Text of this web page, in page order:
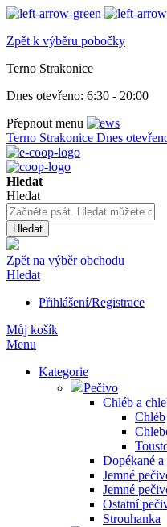
Zpět k výběru pobočky
Terno Strakonice
Dnes otevřeno: 6:30 - 20:00
Přepnout menu
Terno Strakonice Dnes
Hledat
Hledat
Hledat
Zpět na výběr obchodu
Hledat
Přihlášení/Registrace
Můj košík
Menu
Kategorie
Pečivo
Chléb a
Chléb
Dopékané
Jemné
Jemné
Ostatní
Strouhanka